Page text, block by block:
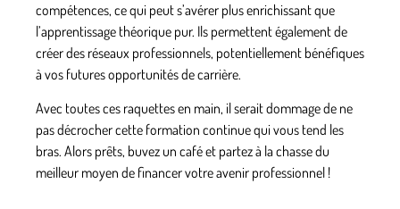
compétences, ce qui peut s’avérer plus enrichissant que
l’apprentissage théorique pur. Ils permettent également de
créer des réseaux professionnels, potentiellement bénéfiques
à vos futures opportunités de carrière.
Avec toutes ces raquettes en main, il serait dommage de ne
pas décrocher cette formation continuequi vous tend les
bras. Alors prêts, buvez un café et partez à la chasse du
meilleur moyen de financer votre avenir professionnel !